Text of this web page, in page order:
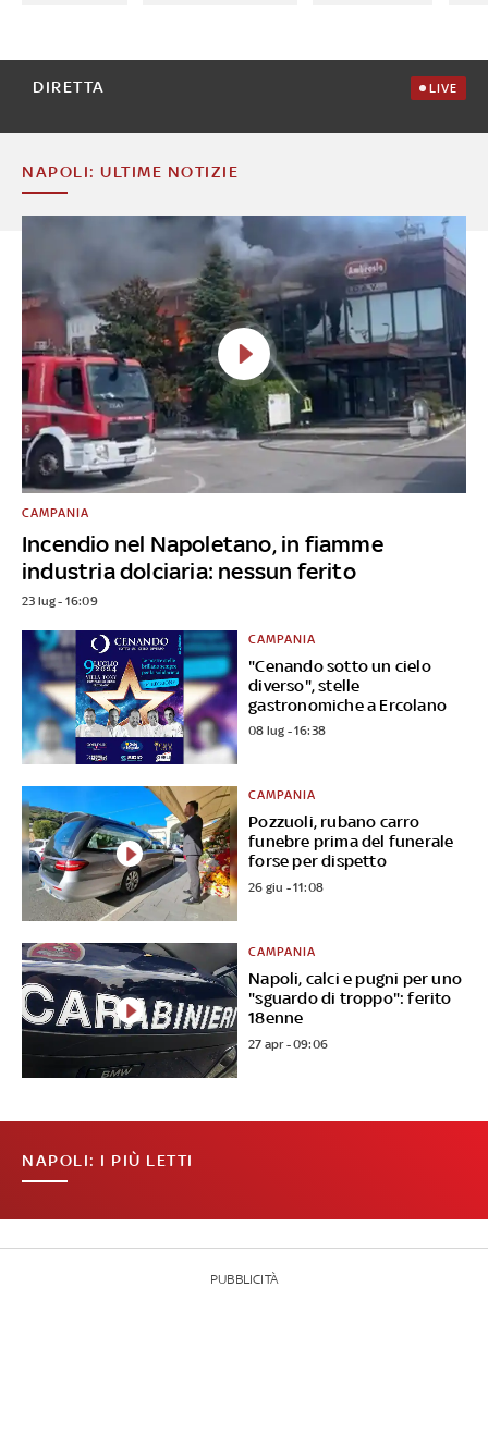
DIRETTA LIVE
NAPOLI: ULTIME NOTIZIE
Incendio nel Napoletano, in fiamme
industria dolciaria: nessun ferito
CAMPANIA
23 lug - 16:09
"Cenando sotto un cielo
diverso", stelle
gastronomiche a Ercolano
CAMPANIA
08 lug - 16:38
Pozzuoli, rubano carro
funebre prima del funerale
forse per dispetto
CAMPANIA
26 giu - 11:08
Napoli, calci e pugni per uno
"sguardo di troppo": ferito
18enne
CAMPANIA
27 apr - 09:06
NAPOLI: I PIÙ LETTI
PUBBLICITÀ